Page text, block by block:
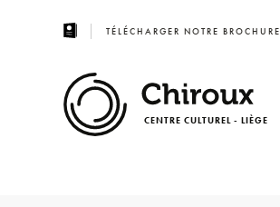
TÉLÉCHARGER NOTRE BROCHURE
CENTRE CULTUREL - LIÈGE